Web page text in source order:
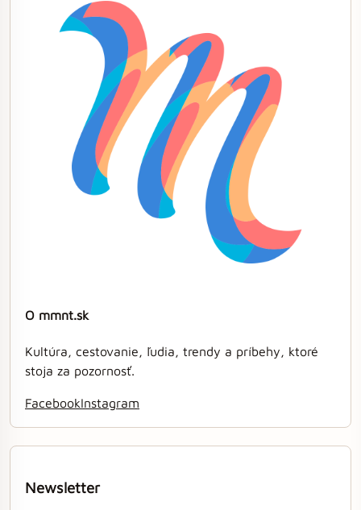
O mmnt.sk
Kultúra, cestovanie, ľudia, trendy a príbehy, ktoré
stoja za pozornosť.
FacebookInstagram
Newsletter